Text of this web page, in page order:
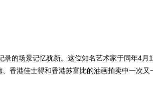
的场景记忆犹新。这位知名艺术家于同年4月
香港佳士得和香港苏富比的油画拍卖中一次又